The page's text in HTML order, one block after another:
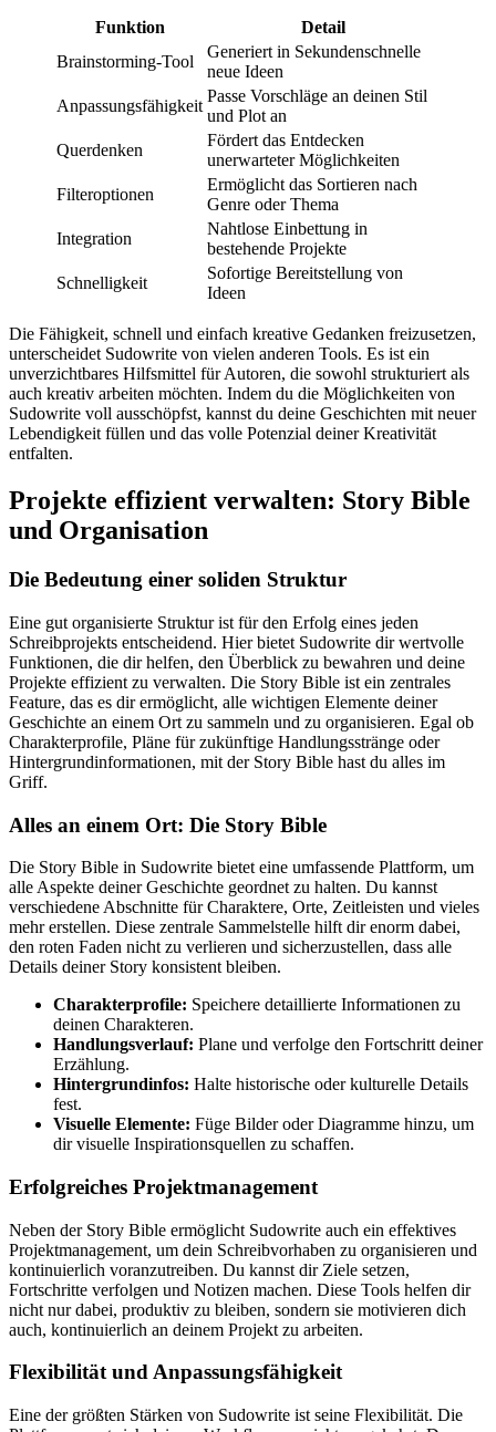
Funktion
Detail
Brainstorming-Tool
Generiert in Sekundenschnelle
neue Ideen
Anpassungsfähigkeit
Passe Vorschläge an deinen Stil
und Plot an
Querdenken
Fördert das Entdecken
unerwarteter Möglichkeiten
Filteroptionen
Ermöglicht das Sortieren nach
Genre oder Thema
Integration
Nahtlose Einbettung in
bestehende Projekte
Schnelligkeit
Sofortige Bereitstellung von
Ideen
Die Fähigkeit, schnell und einfach kreative Gedanken freizusetzen,
unterscheidet Sudowrite von vielen anderen Tools. Es ist ein
unverzichtbares Hilfsmittel für Autoren, die sowohl strukturiert als
auch kreativ arbeiten möchten. Indem du die Möglichkeiten von
Sudowrite voll ausschöpfst, kannst du deine Geschichten mit neuer
Lebendigkeit füllen und das volle Potenzial deiner Kreativität
entfalten.
Projekte effizient verwalten: Story Bible
und Organisation
Die Bedeutung einer soliden Struktur
Eine gut organisierte Struktur ist für den Erfolg eines jeden
Schreibprojekts entscheidend. Hier bietet Sudowrite dir wertvolle
Funktionen, die dir helfen, den Überblick zu bewahren und deine
Projekte effizient zu verwalten. Die Story Bible ist ein zentrales
Feature, das es dir ermöglicht, alle wichtigen Elemente deiner
Geschichte an einem Ort zu sammeln und zu organisieren. Egal ob
Charakterprofile, Pläne für zukünftige Handlungsstränge oder
Hintergrundinformationen, mit der Story Bible hast du alles im
Griff.
Alles an einem Ort: Die Story Bible
Die Story Bible in Sudowrite bietet eine umfassende Plattform, um
alle Aspekte deiner Geschichte geordnet zu halten. Du kannst
verschiedene Abschnitte für Charaktere, Orte, Zeitleisten und vieles
mehr erstellen. Diese zentrale Sammelstelle hilft dir enorm dabei,
den roten Faden nicht zu verlieren und sicherzustellen, dass alle
Details deiner Story konsistent bleiben.
Charakterprofile: Speichere detaillierte Informationen zu
deinen Charakteren.
Handlungsverlauf: Plane und verfolge den Fortschritt deiner
Erzählung.
Hintergrundinfos: Halte historische oder kulturelle Details
fest.
Visuelle Elemente: Füge Bilder oder Diagramme hinzu, um
dir visuelle Inspirationsquellen zu schaffen.
Erfolgreiches Projektmanagement
Neben der Story Bible ermöglicht Sudowrite auch ein effektives
Projektmanagement, um dein Schreibvorhaben zu organisieren und
kontinuierlich voranzutreiben. Du kannst dir Ziele setzen,
Fortschritte verfolgen und Notizen machen. Diese Tools helfen dir
nicht nur dabei, produktiv zu bleiben, sondern sie motivieren dich
auch, kontinuierlich an deinem Projekt zu arbeiten.
Flexibilität und Anpassungsfähigkeit
Eine der größten Stärken von Sudowrite ist seine Flexibilität. Die